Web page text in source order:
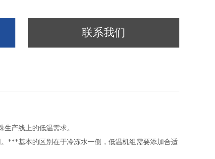
联系我们
产线上的低温需求。
***基本的区别在于冷冻水一侧，低温机组需要添加合适